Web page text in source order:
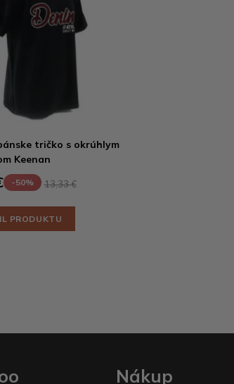
tričko s okrúhlym
Keenan
-50% 13,33 €
PRODUKTU
Nákup